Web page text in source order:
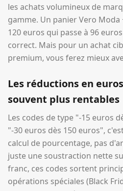
les achats volumineux de
gamme. Un panier Vero Moda
120 euros qui passe à 96
correct. Mais pour un achat
premium, vous ferez mieux
Les réductions en
souvent plus rentables
Les codes de type "-15 euros
"-30 euros dès 150 euros",
calcul de pourcentage, pas
juste une soustraction nette
franc, ces codes sortent
opérations spéciales (Black